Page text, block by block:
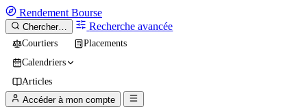
Rendement Bourse
Chercher… Recherche avancée
Courtiers
Placements
Calendriers
Articles
Accéder à mon compte